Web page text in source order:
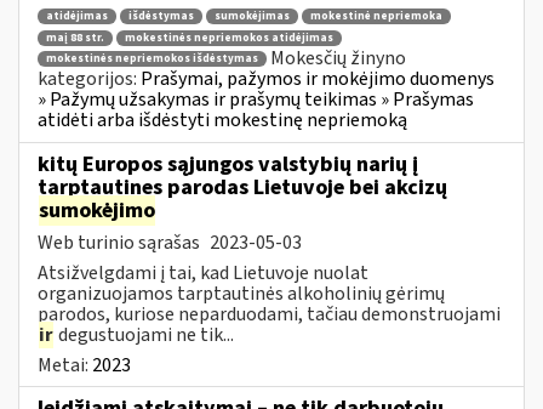
atidėjimas išdėstymas sumokėjimas
mokestinė nepriemoka
maį 88 str.
mokestinės nepriemokos atidėjimas
mokestinės nepriemokos išdėstymas
Mokesčių žinyno
kategorijos: Prašymai, pažymos ir mokėjimo duomenys
» Pažymų užsakymas ir prašymų teikimas » Prašymas
atidėti arba išdėstyti mokestinę nepriemoką
kitų Europos sąjungos valstybių narių į
tarptautines parodas Lietuvoje bei akcizų
sumokėjimo
Web turinio sąrašas 2023-05-03
Atsižvelgdami į tai, kad Lietuvoje nuolat
organizuojamos tarptautinės alkoholinių gėrimų
parodos, kuriose neparduodami, tačiau demonstruojami
irdegustuojami ne tik...
Metai: 2023